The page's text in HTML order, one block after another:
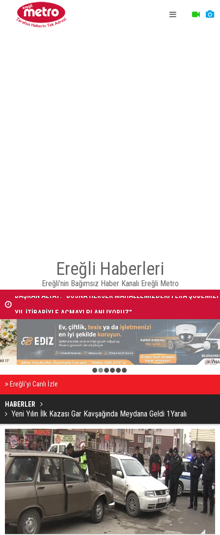
Ereğli Haberleri
Ereğli'nin Bağımsız Haber Kanalı Ereğli Metro
BAŞKAN ALTAY: “BOSNA HERSEK MAHALLEMİZDEKİ FERA ŞUBEMİZİ
YIL İTİBARİYLE AÇMAYI PLANLIYORUZ”
2 3 4 5 6
Ereğli’yi Canlı İzle
HABERLER
Yeni Yılın İlk Kazası Gar Kavşağında Meydana Geldi 1Yaralı